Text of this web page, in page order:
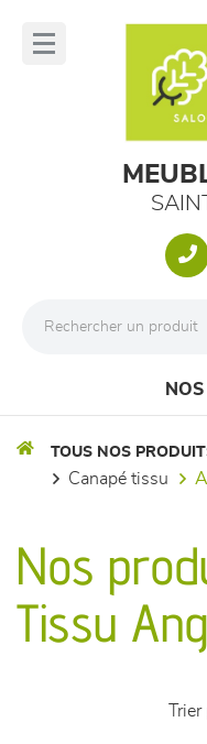
séjours
meubles de
TOUS NOS
canapé tissu
Nos
Tissu